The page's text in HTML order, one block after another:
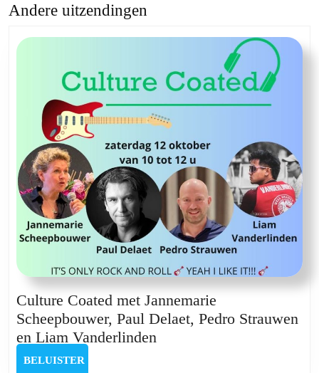
Previous
Andere uitzendingen
Culture Coated met Jannemarie
Scheepbouwer, Paul Delaet, Pedro Strauwen
en Liam Vanderlinden
BELUISTER